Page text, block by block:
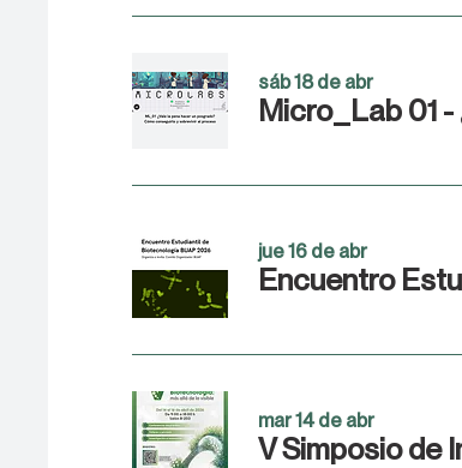
sáb 18 de abr
jue 16 de abr
Encuentro
mar 14 de abr
V Simposio de